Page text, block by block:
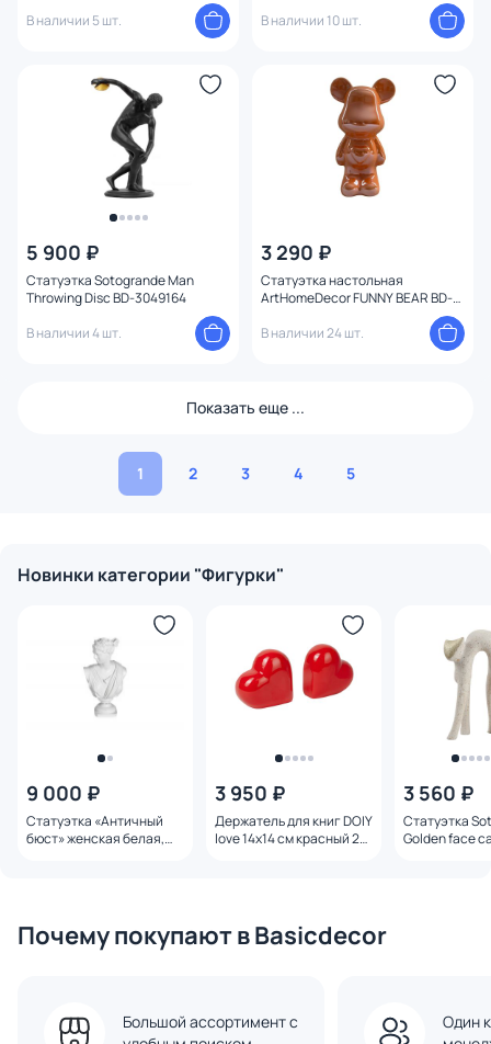
3233679
В наличии 5 шт.
В наличии 10 шт.
5 900 ₽
Статуэтка Sotogrande Man
Throwing Disc BD-3049164
В наличии 4 шт.
3 290 ₽
Статуэтка настольная
ArtHomeDecor FUNNY BEAR BD-
В наличии 24 шт.
Показать еще ...
1 2 3 4 5
Новинки категории "Фигурки"
9 000 ₽
Статуэтка «Античный
бюст» женская белая,
3 950 ₽
Держатель для книг DOIY
love 14х14 см красный 2
3 560 ₽
Статуэтка
Golden face
Почему покупают в Basicdecor
Большой ассортимент с
Один